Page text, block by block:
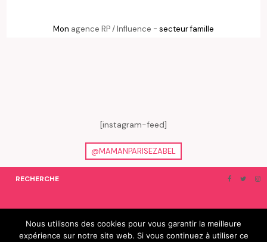
Mon agence RP / Influence - secteur famille
[instagram-feed]
@MAMANPARISEZABEL
RECHERCHE
ON EN PARLE… BLOGROLL
Nous utilisons des cookies pour vous garantir la meilleure
expérience sur notre site web. Si vous continuez à utiliser ce